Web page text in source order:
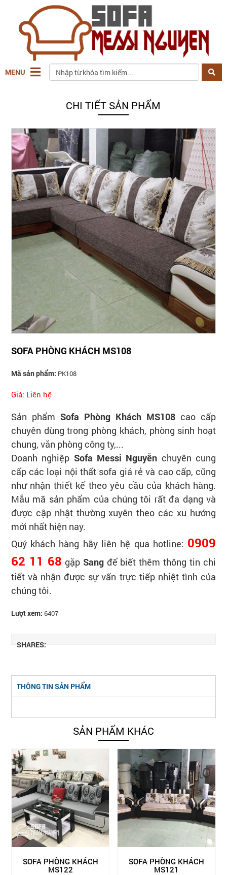
MENU
CHI TIẾT SẢN PHẨM
SOFA PHÒNG KHÁCH MS108
Mã sản phẩm: PK108
Giá: Liên hệ
Sản phẩm Sofa Phòng Khách MS108cao cấp
chuyên dùng trong phòng khách, phòng sinh hoạt
chung, văn phòng công ty,...
Doanh nghiệp Sofa Messi Nguyễn chuyên cung
cấp các loại nội thất sofa giá rẻ và cao cấp, cũng
như nhận thiết kế theo yêu cầu của khách hàng.
Mẫu mã sản phẩm của chúng tôi rất đa dạng và
được cập nhật thường xuyên theo các xu hướng
mới nhất hiện nay.
Quý khách hàng hãy liên hệ qua hotline: 0909
62 11 68 gặp Sangđể biết thêm thông tin chi
tiết và nhận được sự vấn trực tiếp nhiệt tình của
chúng tôi.
Lượt xem: 6407
SHARES:
THÔNG TIN SẢN PHẨM
SẢN PHẨM KHÁC
SOFA PHÒNG KHÁCH
MS122
SOFA PHÒNG KHÁCH
MS121